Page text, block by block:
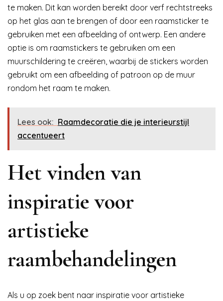
te maken. Dit kan worden bereikt door verf rechtstreeks
op het glas aan te brengen of door een raamsticker te
gebruiken met een afbeelding of ontwerp. Een andere
optie is om raamstickers te gebruiken om een ​​
muurschildering te creëren, waarbij de stickers worden
gebruikt om een ​​afbeelding of patroon op de muur
rondom het raam te maken.
Lees ook: Raamdecoratie die je interieurstijl
accentueert
Het vinden van
inspiratie voor
artistieke
raambehandelingen
Als u op zoek bent naar inspiratie voor artistieke